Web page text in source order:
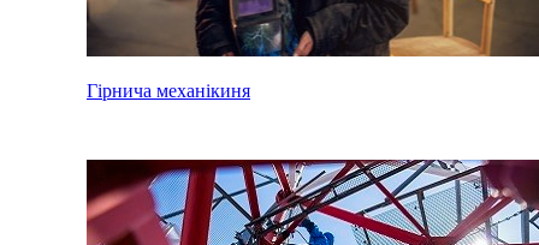
Гірнича механікиня